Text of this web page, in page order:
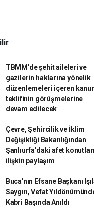
TBMM'de şehit aileleri ve
gazilerin haklarına yönelik
düzenlemeleri içeren kanun
teklifinin görüşmelerine
devam edilecek
Çevre, Şehircilik ve İklim
Değişikliği Bakanlığından
Şanlıurfa'daki afet
ilişkin paylaşım
Buca'nın Efsane Başkanı
Saygın, Vefat
Kabri Başında Anıldı